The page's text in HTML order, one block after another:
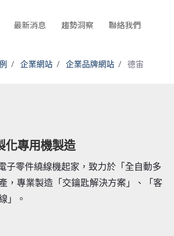
最新消息 趨勢洞察 聯絡我們
企業網站 企業品牌網站 德宙
化專用機製造
子零件繞線機起家，致力於「全自動多
，專業製造「交鑰匙解決方案」、「客
」。